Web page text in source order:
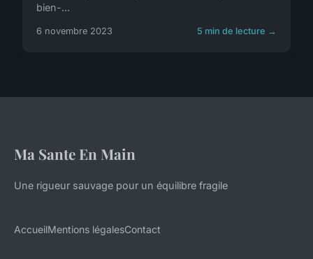
bien-...
6 novembre 2023 5 min de lecture →
Ma Sante En Main
Une rigueur sauvage pour un équilibre fragile
AccueilMentions légalesContact